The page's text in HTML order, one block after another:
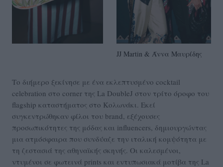
JJ Martin & Άννα Μαυρίδης
Το διήμερο ξεκίνησε με ένα εκλεπτυσμένο cocktail
celebration στο corner της La DoubleJ στον τρίτο όροφο του
flagship καταστήματος στο Κολωνάκι. Εκεί
συγκεντρώθηκαν φίλοι του brand, εξέχουσες
προσωπικότητες της μόδας και influencers, δημιουργώντας
μια ατμόσφαιρα που συνδύαζε την ιταλική κομψότητα με
τη ζεστασιά της αθηναϊκής σκηνής. Οι καλεσμένοι,
ντυμένοι σε φωτεινά prints και εντυπωσιακά μοτίβα της La